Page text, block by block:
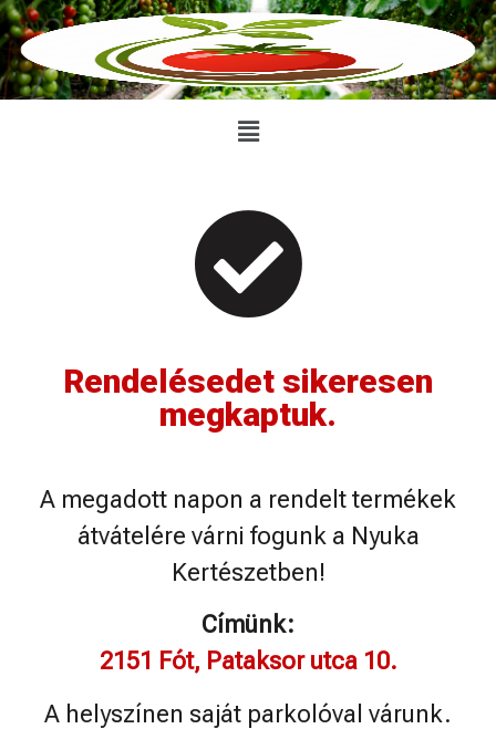
Rendelésedet sikeresen
megkaptuk.
A megadott napon a rendelt termékek
átvátelére várni fogunk a Nyuka
Kertészetben!
Címünk:
2151 Fót, Pataksor utca 10.
A helyszínen saját parkolóval várunk.